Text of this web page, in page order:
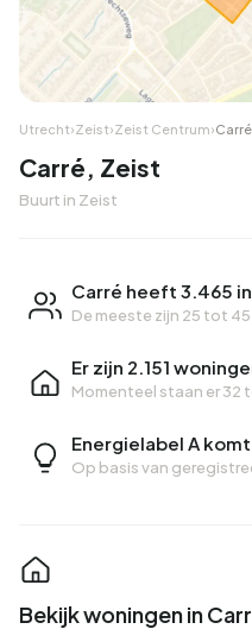
Utrecht›Zeist›Zeist Centrum›Carré
Carré, Zeist
Buurt in Zeist
Carré heeft 3.465
De meeste zijn 25 tot
Er zijn 2.151
Momenteel staan er32
Energielabel A
Op basis van
Bekijk woningen in